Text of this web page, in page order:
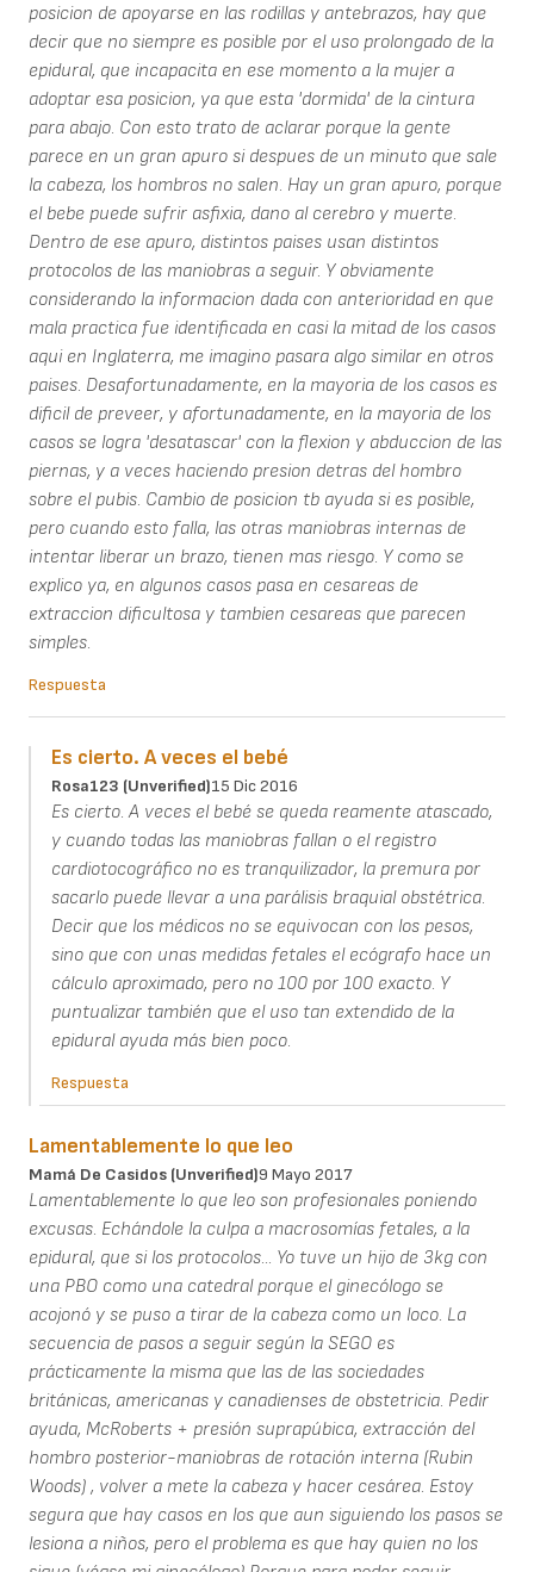
posicion de apoyarse en las rodillas y antebrazos, hay que
decir que no siempre es posible por el uso prolongado de la
epidural, que incapacita en ese momento a la mujer a
adoptar esa posicion, ya que esta 'dormida' de la cintura
para abajo. Con esto trato de aclarar porque la gente
parece en un gran apuro si despues de un minuto que sale
la cabeza, los hombros no salen. Hay un gran apuro, porque
el bebe puede sufrir asfixia, dano al cerebro y muerte.
Dentro de ese apuro, distintos paises usan distintos
protocolos de las maniobras a seguir. Y obviamente
considerando la informacion dada con anterioridad en que
mala practica fue identificada en casi la mitad de los casos
aqui en Inglaterra, me imagino pasara algo similar en otros
paises. Desafortunadamente, en la mayoria de los casos es
dificil de preveer, y afortunadamente, en la mayoria de los
casos se logra 'desatascar' con la flexion y abduccion de las
piernas, y a veces haciendo presion detras del hombro
sobre el pubis. Cambio de posicion tb ayuda si es posible,
pero cuando esto falla, las otras maniobras internas de
intentar liberar un brazo, tienen mas riesgo. Y como se
explico ya, en algunos casos pasa en cesareas de
extraccion dificultosa y tambien cesareas que parecen
simples.
Respuesta
Es cierto. A veces el bebé
Rosa123 (unverified)15 Dic 2016
Es cierto. A veces el bebé se queda reamente atascado,
y cuando todas las maniobras fallan o el registro
cardiotocográfico no es tranquilizador, la premura por
sacarlo puede llevar a una parálisis braquial obstétrica.
Decir que los médicos no se equivocan con los pesos,
sino que con unas medidas fetales el ecógrafo hace un
cálculo aproximado, pero no 100 por 100 exacto. Y
puntualizar también que el uso tan extendido de la
epidural ayuda más bien poco.
Respuesta
Lamentablemente lo que leo
Mamá De Casidos (unverified)9 Mayo 2017
Lamentablemente lo que leo son profesionales poniendo
excusas. Echándole la culpa a macrosomías fetales, a la
epidural, que si los protocolos... Yo tuve un hijo de 3kg con
una PBO como una catedral porque el ginecólogo se
acojonó y se puso a tirar de la cabeza como un loco. La
secuencia de pasos a seguir según la SEGO es
prácticamente la misma que las de las sociedades
británicas, americanas y canadienses de obstetricia. Pedir
ayuda, McRoberts + presión suprapúbica, extracción del
hombro posterior-maniobras de rotación interna (Rubin
Woods) , volver a mete la cabeza y hacer cesárea. Estoy
segura que hay casos en los que aun siguiendo los pasos se
lesiona a niños, pero el problema es que hay quien no los